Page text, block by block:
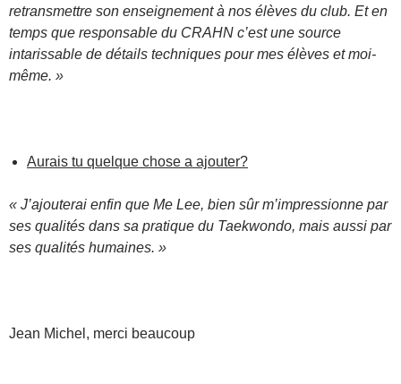
retransmettre son enseignement à nos élèves du club. Et en
temps que responsable du CRAHN c’est une source
intarissable de détails techniques pour mes élèves et moi-
même. »
Aurais tu quelque chose a ajouter?
« J’ajouterai enfin que Me Lee, bien sûr m’impressionne par
ses qualités dans sa pratique du Taekwondo, mais aussi par
ses qualités humaines. »
Jean Michel, merci beaucoup